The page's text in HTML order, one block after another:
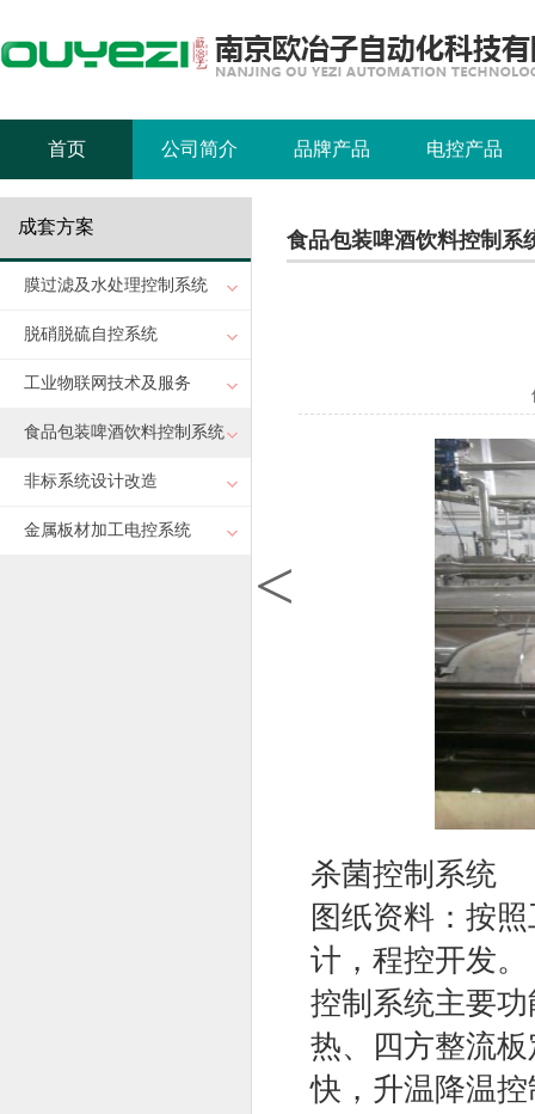
首页 公司简介 品牌产品 电控产品
成套方案
膜过滤及水处理控制系统
脱硝脱硫自控系统
工业物联网技术及服务
食品包装啤酒饮料控制系统
非标系统设计改造
金属板材加工电控系统
食品包装啤酒饮料控制系
<
杀菌控制系统
图纸资料：按
计，程控开发。
控制系统主要
热、四方整流
快，升温降温